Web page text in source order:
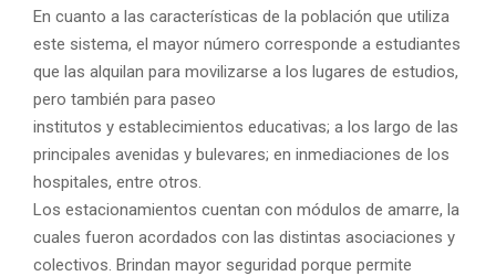
En cuanto a las características de la población que utiliza
este sistema, el mayor número corresponde a estudiantes
que las alquilan para movilizarse a los lugares de estudios,
pero también para paseo
institutos y establecimientos educativas; a los largo de las
principales avenidas y bulevares; en inmediaciones de los
hospitales, entre otros.
Los estacionamientos cuentan con módulos de amarre, la
cuales fueron acordados con las distintas asociaciones y
colectivos. Brindan mayor seguridad porque permite